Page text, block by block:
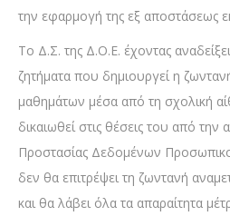
την εφαρμογή της εξ αποστάσεως
Το Δ.Σ. της Δ.Ο.Ε. έχοντας
ζητήματα που δημιουργεί η
μαθημάτων μέσα από τη σχολική
δικαιωθεί στις θέσεις του από
Προστασίας Δεδομένων
δεν θα επιτρέψει τη ζωντανή
και θα λάβει όλα τα απαραίτητα